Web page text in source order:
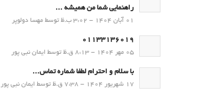
راهنمایی شما من همیشه ...
01 آبان 1404 - 3:02 ب.ظ توسط مهسا دولوپر
01133136019
05 مهر 1404 - 8:13 ق.ظ توسط ایمان نبی پور
با سلام و احترام لطفا شماره تماس...
17 شهریور 1404 - 7:38 ق.ظ توسط ایمان نبی پور